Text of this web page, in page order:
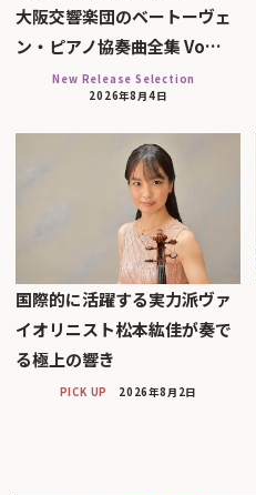
大阪交響楽団のベートーヴェ
ン・ピアノ協奏曲全集 Vo…
New Release Selection
2026年8月4日
国際的に活躍する実力派ヴァ
イオリニスト松本紘佳が奏で
る極上の響き
PICK UP 2026年8月2日